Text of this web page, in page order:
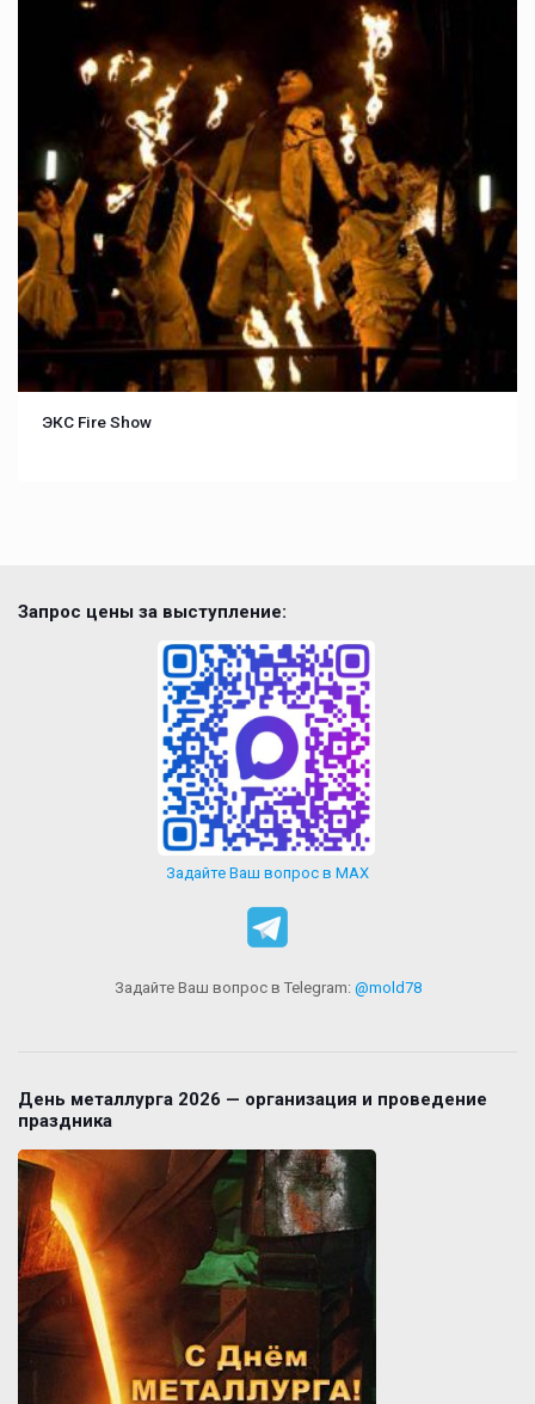
ЭКС Fire Show
Запрос цены за выступление:
Задайте Ваш вопрос в MAX
Задайте Ваш вопрос в Telegram: @mold78
День металлурга 2026 — организация и проведение
праздника